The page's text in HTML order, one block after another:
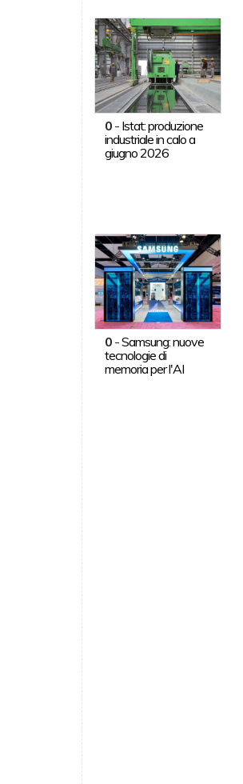
0- Istat: produzione
industriale in calo a
giugno 2026
0-Samsung: nuove
tecnologie di
memoria per l'AI